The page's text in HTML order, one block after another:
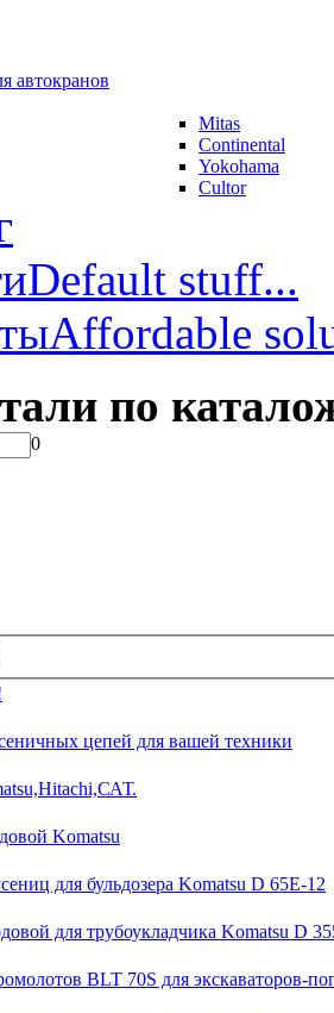
автокранов
Mitas
Continental
Yokohama
Cultor
Default stuff...
Affordable
по
0
цепей для вашей техники
Komatsu
для бульдозера Komatsu D 65E-12
для трубоукладчика Komatsu D
BLT 70S для экскаваторов-